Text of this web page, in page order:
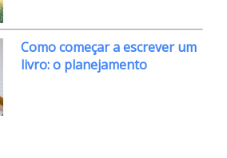
Como começar a escrever um
livro: o planejamento